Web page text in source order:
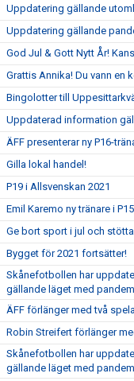
Uppdatering gällande
Uppdatering gällande
God Jul & Gott Nytt År!
Grattis Annika! Du vann en
Bingolotter till
Uppdaterad information
ÄFF presenterar ny P16-
Gilla lokal handel!
P19 i Allsvenskan 2021
Emil Karemo ny tränare i P15
Ge bort sport i jul och
Bygget för 2021 fortsätter!
Skånefotbollen har
gällande läget med
ÄFF förlänger med två
Robin Streifert förlänger
Skånefotbollen har
gällande läget med